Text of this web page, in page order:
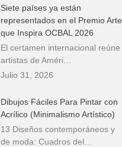
Siete países ya están
representados en el Premio Arte
que Inspira OCBAL 2026
El certamen internacional reúne
artistas de Améri…
Julio 31, 2026
Dibujos Fáciles Para Pintar con
Acrílico (Minimalismo Artístico)
13 Diseños contemporáneos y
de moda: Cuadros del…